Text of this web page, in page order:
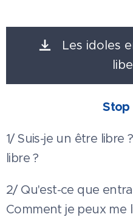
Les idoles
Stop
1/ Suis-je un être libre
libre ?
2/ Qu'est-ce que
Comment je peux me